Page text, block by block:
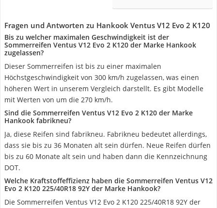
Fragen und Antworten zu Hankook Ventus V12 Evo 2 K120
Bis zu welcher maximalen Geschwindigkeit ist der
Sommerreifen Ventus V12 Evo 2 K120 der Marke Hankook
zugelassen?
Dieser Sommerreifen ist bis zu einer maximalen
Höchstgeschwindigkeit von 300 km/h zugelassen, was einen
höheren Wert in unserem Vergleich darstellt. Es gibt Modelle
mit Werten von um die 270 km/h.
Sind die Sommerreifen Ventus V12 Evo 2 K120 der Marke
Hankook fabrikneu?
Ja, diese Reifen sind fabrikneu. Fabrikneu bedeutet allerdings,
dass sie bis zu 36 Monaten alt sein dürfen. Neue Reifen dürfen
bis zu 60 Monate alt sein und haben dann die Kennzeichnung
DOT.
Welche Kraftstoffeffizienz haben die Sommerreifen Ventus V12
Evo 2 K120 225/40R18 92Y der Marke Hankook?
Die Sommerreifen Ventus V12 Evo 2 K120 225/40R18 92Y der